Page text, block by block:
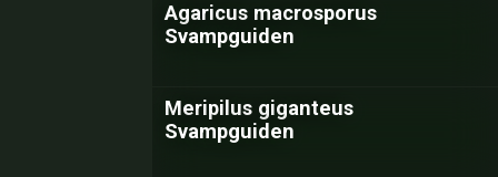
Agaricus macrosporus
Svampguiden
Meripilus giganteus
Svampguiden